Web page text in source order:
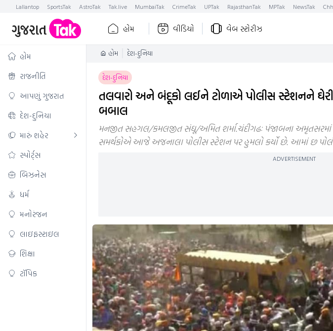
Lallantop SportsTak AstroTak Tak.live MumbaiTak CrimeTak UPTak RajasthanTak MPTak NewsTak
હોમ વીડિયો વેબ સ્ટોરીઝ
હોમ
રાજનીતિ
આપણું ગુજરાત
દેશ-દુનિયા
મારું શહેર
સ્પોર્ટ્સ
બિઝનેસ
ધર્મ
મનોરંજન
લાઇફસ્ટાઇલ
શિક્ષા
ટૉપિક
હોમ દેશ-દુનિયા
દેશ-દુનિયા
તલવારો અને બંદૂકો લઈને ટોળાએ પોલીસ સ્ટેશનને ઘેરી
બબાલ
મનજીત સહગલ/કમલજીત સંઘૂ/અમિત શર્મા.ચંદીગઢઃ પંજાબના અમૃતસરમાં
સમર્થકોએ આજે ​​અજનાલા પોલીસ સ્ટેશન પર હુમલો કર્યો છે. આમાં છ
ADVERTISEMENT